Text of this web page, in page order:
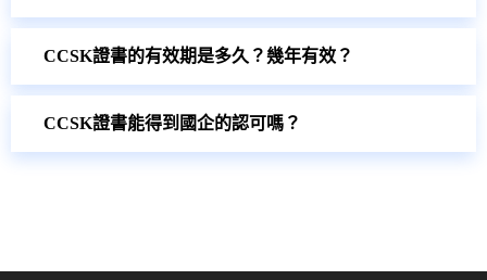
CCSK證書的有效期是多久？幾年有效？
CCSK證書能得到國企的認可嗎？